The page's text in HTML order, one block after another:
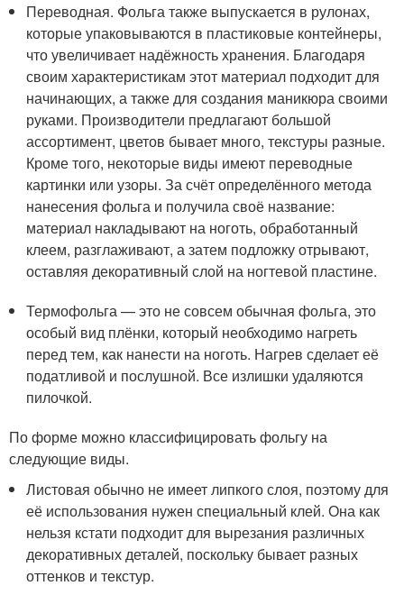
Переводная. Фольга также выпускается в рулонах,
которые упаковываются в пластиковые контейнеры,
что увеличивает надёжность хранения. Благодаря
своим характеристикам этот материал подходит для
начинающих, а также для создания маникюра своими
руками. Производители предлагают большой
ассортимент, цветов бывает много, текстуры разные.
Кроме того, некоторые виды имеют переводные
картинки или узоры. За счёт определённого метода
нанесения фольга и получила своё название:
материал накладывают на ноготь, обработанный
клеем, разглаживают, а затем подложку отрывают,
оставляя декоративный слой на ногтевой пластине.
Термофольга — это не совсем обычная фольга, это
особый вид плёнки, который необходимо нагреть
перед тем, как нанести на ноготь. Нагрев сделает её
податливой и послушной. Все излишки удаляются
пилочкой.
По форме можно классифицировать фольгу на
следующие виды.
Листовая обычно не имеет липкого слоя, поэтому для
её использования нужен специальный клей. Она как
нельзя кстати подходит для вырезания различных
декоративных деталей, поскольку бывает разных
оттенков и текстур.